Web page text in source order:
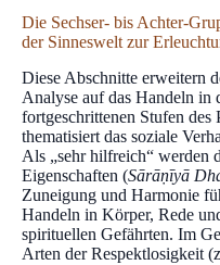
Die Sechser- bis Achter-
der Sinneswelt zur
Diese Abschnitte erweitern
Analyse auf das Handeln in
fortgeschrittenen Stufen des
thematisiert das soziale
Als „sehr hilfreich“ werden
Eigenschaften (Sārāṇīyā
Zuneigung und Harmonie
Handeln in Körper, Rede
spirituellen Gefährten. Im
Arten der Respektlosigkeit